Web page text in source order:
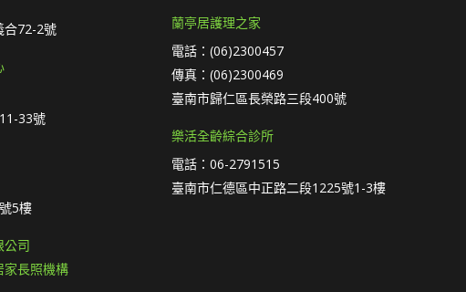
合72-2號
33號
5樓
公司
家長照機構
蘭亭居護理之家
電話：(06)2300457
傳真：(06)2300469
臺南市歸仁區長榮路三段400號
樂活全齡綜合診所
電話：06-2791515
臺南市仁德區中正路二段1225號1-3樓